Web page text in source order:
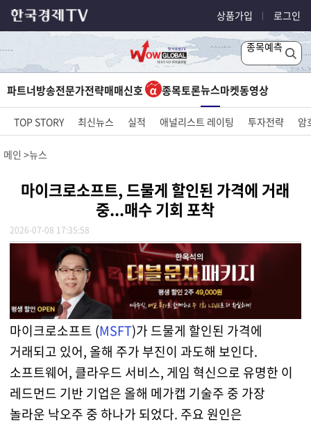
상품가입 로그인
종목예측
파트너방송전문가전략매매신호 종목토론뉴스마켓동영상
TOP STORY 최신뉴스 실적 애널리스트 레이팅 투자전략 암
메인 뉴스
마이크로소프트, 드물게 할인된 가격에 거래
중...매수 기회 포착
2026-07-08 17:35:58
마이크로소프트 (MSFT)가 드물게 할인된 가격에
거래되고 있어, 올해 주가 부진이 과도해 보인다.
소프트웨어, 클라우드 서비스, 게임 혁신으로 유명한 이
레드먼드 기반 기업은 올해 메가캡 기술주 중 가장
놀라운 낙오주 중 하나가 되었다. 주요 원인은